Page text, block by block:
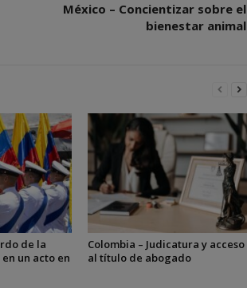
México – Concientizar sobre el
bienestar animal
de la
un acto en
Colombia – Judicatura y acceso
al título de abogado